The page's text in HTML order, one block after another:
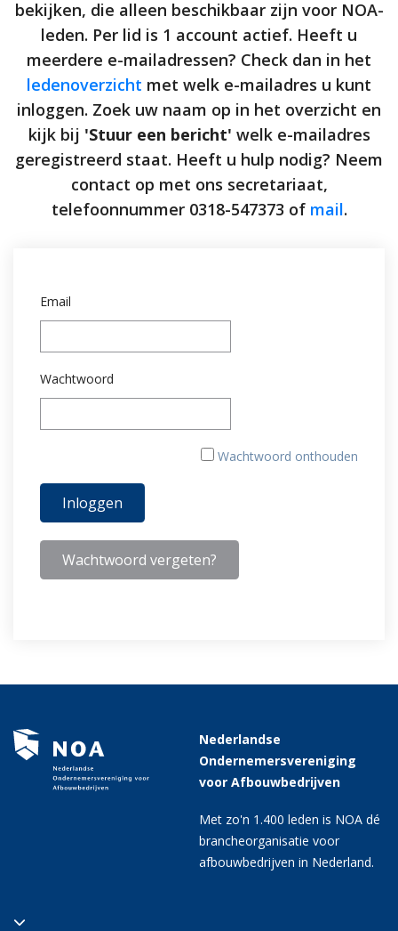
bekijken, die alleen beschikbaar zijn voor NOA-
leden. Per lid is 1 account actief. Heeft u
meerdere e-mailadressen? Check dan in het
ledenoverzicht met welk e-mailadres u kunt
inloggen. Zoek uw naam op in het overzicht en
kijk bij 'Stuur een bericht' welk e-mailadres
geregistreerd staat. Heeft u hulp nodig? Neem
contact op met ons secretariaat,
telefoonnummer 0318-547373 of mail.
Email
Wachtwoord
Wachtwoord onthouden
Wachtwoord vergeten?
Nederlandse
Ondernemersvereniging
voor Afbouwbedrijven
Met zo'n 1.400 leden is NOA dé
brancheorganisatie voor
afbouwbedrijven in Nederland.